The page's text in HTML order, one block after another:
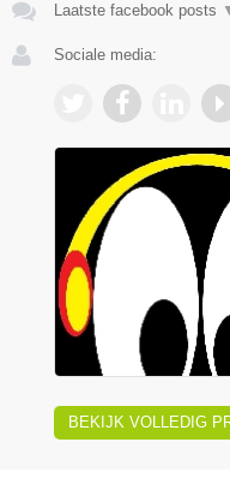
Laatste facebook posts
Sociale media:
BEKIJK VOLLEDIG